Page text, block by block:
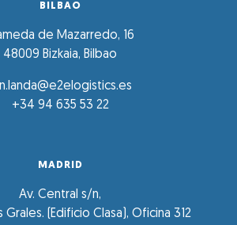
BILBAO
de Mazarredo, 16
48009 Bizkaia, Bilbao
+34 94 635 53 22
MADRID
Av. Central s/n,
Grales. (Edificio Clasa), Oficina 312